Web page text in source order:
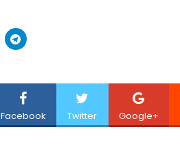
Facebook Twitter Google+